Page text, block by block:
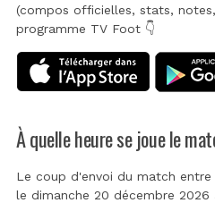
(compos officielles, stats,
programme TV Foot 👇
À quelle heure se joue le
Le coup d'envoi du match entre
le dimanche 20 décembre 2026